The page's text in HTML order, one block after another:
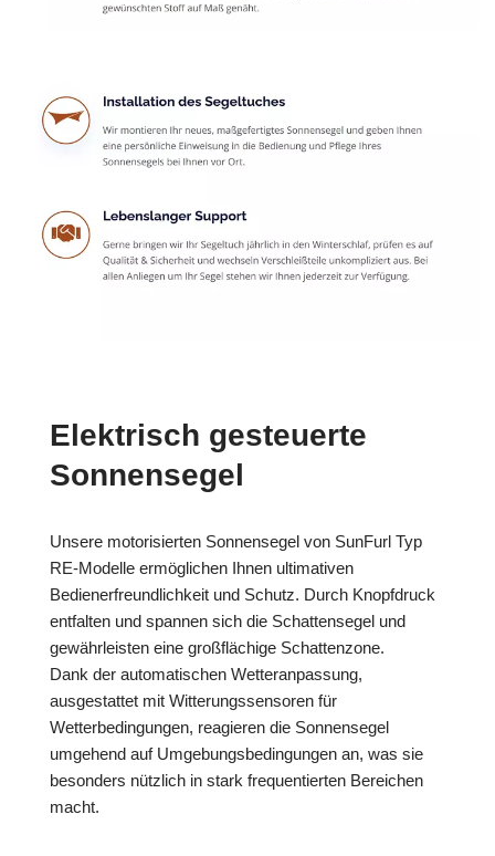
Elektrisch gesteuerte
Sonnensegel
Unsere motorisierten Sonnensegel von SunFurl Typ
RE-Modelle ermöglichen Ihnen ultimativen
Bedienerfreundlichkeit und Schutz. Durch Knopfdruck
entfalten und spannen sich die Schattensegel und
gewährleisten eine großflächige Schattenzone.
Dank der automatischen Wetteranpassung,
ausgestattet mit Witterungssensoren für
Wetterbedingungen, reagieren die Sonnensegel
umgehend auf Umgebungsbedingungen an, was sie
besonders nützlich in stark frequentierten Bereichen
macht.